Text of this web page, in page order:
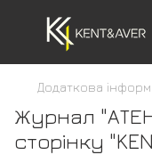
Додаткова
Журнал
сторінку